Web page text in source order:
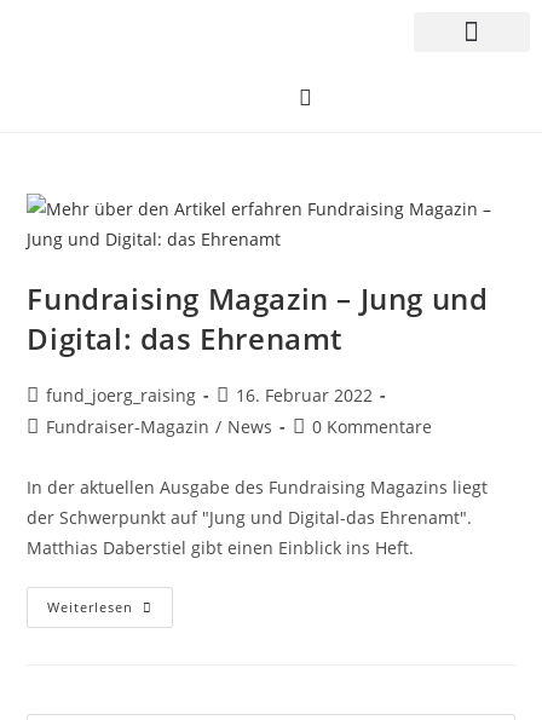
Fundraising Magazin – Jung und
Digital: das Ehrenamt
fund_joerg_raising
16. Februar 2022
Fundraiser-Magazin / News 0 Kommentare
In der aktuellen Ausgabe des Fundraising Magazins liegt
der Schwerpunkt auf "Jung und Digital-das Ehrenamt".
Matthias Daberstiel gibt einen Einblick ins Heft.
Weiterlesen